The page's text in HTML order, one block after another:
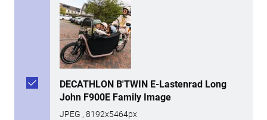
DECATHLON B'TWIN E-Lastenrad Long
John F900E Family Image
JPEG , 8192x5464px